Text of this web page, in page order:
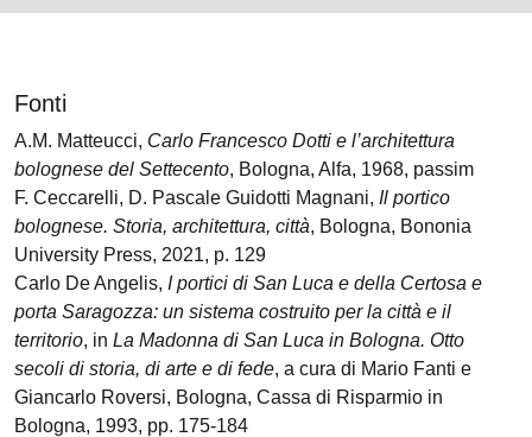
Fonti
A.M. Matteucci, Carlo Francesco Dotti e l’architettura
bolognese del Settecento, Bologna, Alfa, 1968, passim
F. Ceccarelli, D. Pascale Guidotti Magnani, Il portico
bolognese. Storia, architettura, città, Bologna, Bononia
University Press, 2021, p. 129
Carlo De Angelis, I portici di San Luca e della Certosa e
porta Saragozza: un sistema costruito per la città e il
territorio, in La Madonna di San Luca in Bologna. Otto
secoli di storia, di arte e di fede, a cura di Mario Fanti e
Giancarlo Roversi, Bologna, Cassa di Risparmio in
Bologna, 1993, pp. 175-184